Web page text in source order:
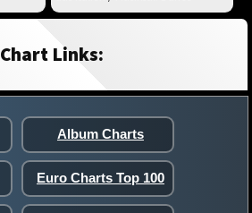
Chart Links:
Album Charts
Euro Charts Top 100